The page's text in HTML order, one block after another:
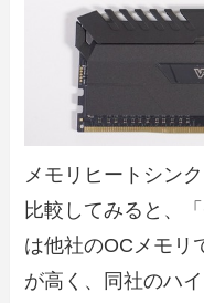
メモリヒートシン
比較してみると、
は他社のOCメモリ
が高く、同社のハ